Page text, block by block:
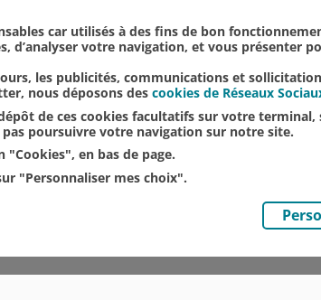
car utilisés à des fins de bon
d’analyser votre navigation, et vous présenter
les publicités, communications et
nous déposons des cookies de Réseaux
de ces cookies facultatifs sur votre
poursuivre votre navigation sur notre site.
en bas de page.
"Personnaliser mes choix".